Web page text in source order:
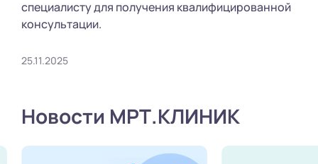
специалисту для получения квалифицированной
консультации.
25.11.2025
Новости МРТ.КЛИНИК